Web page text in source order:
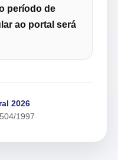
período de
ao portal será
2026
1997